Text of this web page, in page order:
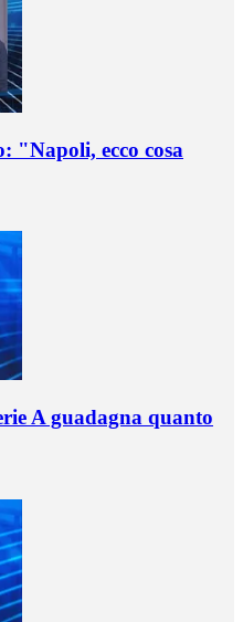
"Napoli, ecco cosa
A guadagna quanto